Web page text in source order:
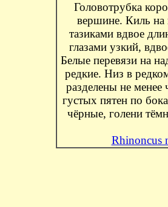
Головотрубка
вершине. Киль на
тазиками вдвое
глазами узкий,
Белые перевязи на
редкие. Низ в
разделены не
густых пятен по
чёрные, голени
Rhinoncus